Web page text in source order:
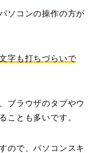
ソコンの操作の方が
字も打ちづらいで
ブラウザのタブやウ
ことも多いです。
ので、パソコンスキ